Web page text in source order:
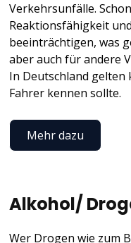
Verkehrsunfälle.
Reaktionsfähigkeit
beeinträchtigen, was
aber auch für andere
In Deutschland gelten
Fahrer kennen sollte.
Mehr dazu
Alkohol/
Wer Drogen wie zum